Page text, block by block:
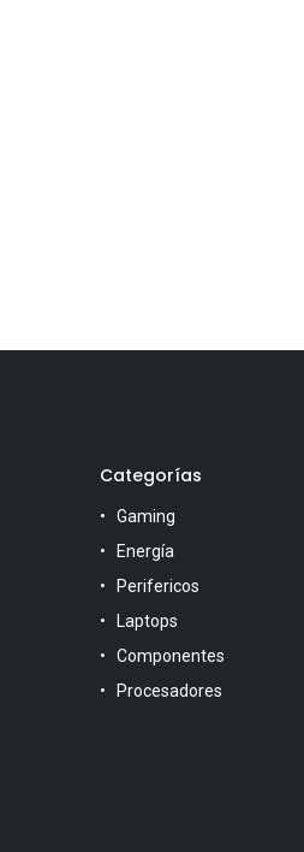
Categorías
Gaming
Energía
Perifericos
Laptops
Componentes
Procesadores